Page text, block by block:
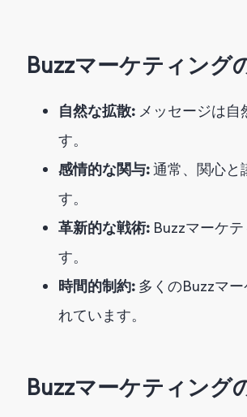
Buzzマーケティング
自然な拡散: メッセージは自
す。
感情的な関与:通常、関心と
す。
革新的な戦術: Buzzマーケ
す。
時間的制約: 多くのBuzzマ
れています。
Buzzマーケティング